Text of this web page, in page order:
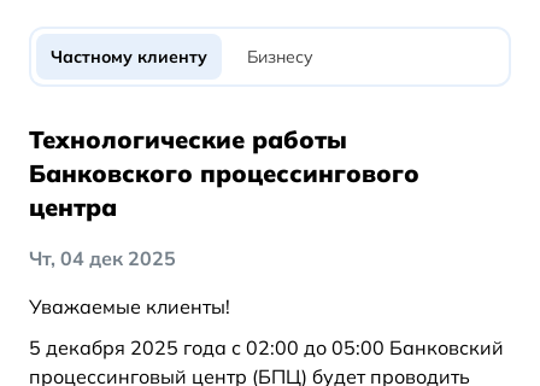
центр
Новости
Частному клиенту Бизнесу
Технологические работы
Банковского процессингового
центра
Чт, 04 дек 2025
Уважаемые клиенты!
5 декабря 2025 года с 02:00 до 05:00 Банковский
процессинговый центр (БПЦ) будет проводить